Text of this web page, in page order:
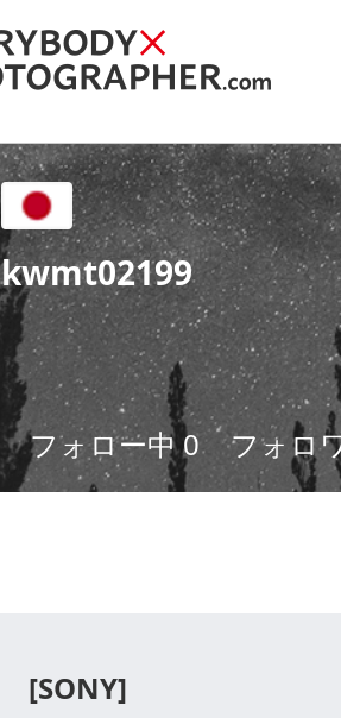
kwmt02199
フォロー中0 フォロ
[SONY]